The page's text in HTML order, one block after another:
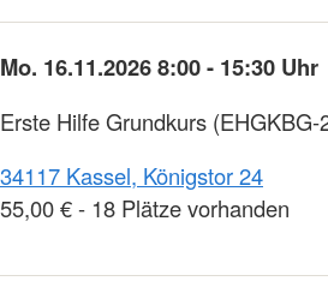
Mo. 16.11.2026 8:00 - 15:30 Uhr
Erste Hilfe Grundkurs (EHGKBG-
34117 Kassel, Königstor 24
55,00 € - 18 Plätze vorhanden